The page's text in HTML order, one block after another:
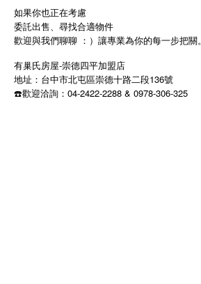
如果你也正在考慮
委託出售、尋找合適物件
歡迎與我們聊聊 ：） 讓專業為你的每一步把關。
有巢氏房屋-崇德四平加盟店
地址：台中市北屯區崇德十路二段136號
☎️歡迎洽詢： 04-2422-2288 & 0978-306-325